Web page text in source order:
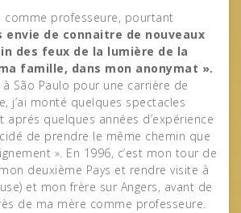
comme professeure, pourtant
envie de connaitre de nouveaux
des feux de la lumière de la
famille, dans mon anonymat ».
São Paulo pour une carrière de
j’ai monté quelques spectacles
aprés quelques années d’expérience
de prendre le même chemin que
». En 1996, c’est mon tour de
deuxième Pays et rendre visite à
et mon frère sur Angers, avant de
de ma mère comme professeure.